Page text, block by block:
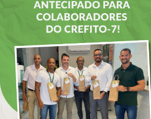
DIA DOS PAIS É
ANTECIPADO
PARA
COLABORADORES
DO CREFITO-7